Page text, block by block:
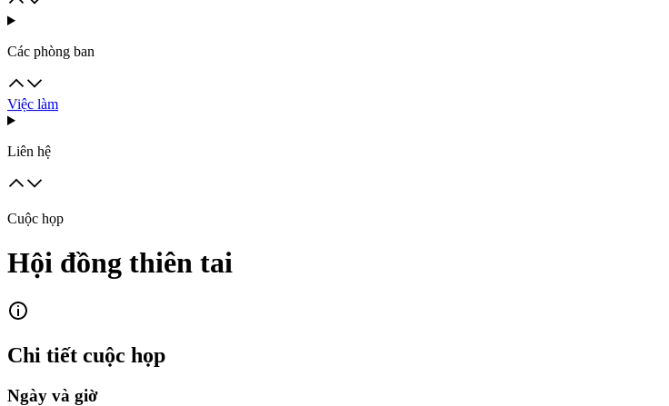
Các phòng ban
Việc làm
Liên hệ
Cuộc họp
Hội đồng thiên tai
Chi tiết cuộc họp
Ngày và giờ